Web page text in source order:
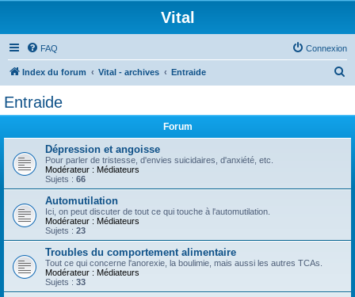
Vital
FAQ Connexion
Index du forum Vital - archives Entraide
r
Entraide
Forum
Dépression et angoisse
Pour parler de tristesse, d'envies suicidaires, d'anxiété, etc.
Modérateur : Médiateurs
Sujets : 66
Automutilation
Ici, on peut discuter de tout ce qui touche à l'automutilation.
Modérateur : Médiateurs
Sujets : 23
Troubles du comportement alimentaire
Tout ce qui concerne l'anorexie, la boulimie, mais aussi les autres TCAs.
Modérateur : Médiateurs
Sujets : 33